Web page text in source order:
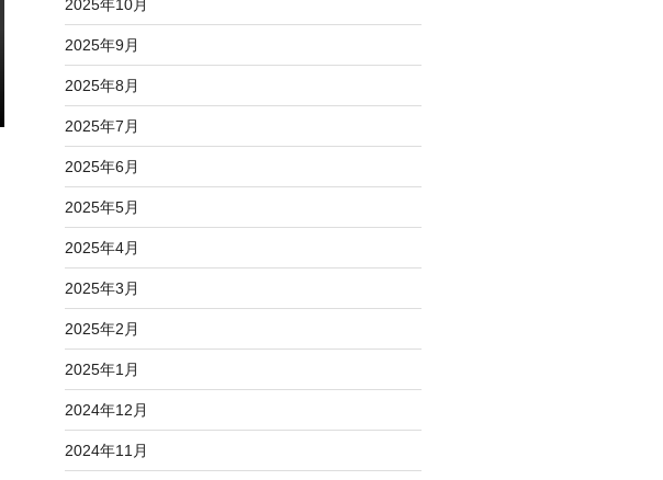
2025年10月
2025年9月
2025年8月
2025年7月
2025年6月
2025年5月
2025年4月
2025年3月
2025年2月
2025年1月
2024年12月
2024年11月